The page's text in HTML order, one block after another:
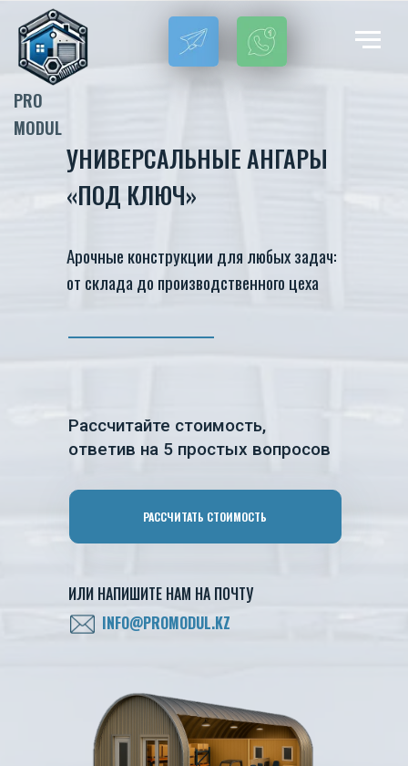
Арочные конструкции для любых задач:
от склада до производственного цеха
УНИВЕРСАЛЬНЫЕ АНГАРЫ
«ПОД КЛЮЧ»
ИЛИ НАПИШИТЕ НАМ НА ПОЧТУ
РАССЧИТАТЬ СТОИМОСТЬ
INFO@PROMODUL.KZ
Рассчитайте стоимость,
ответив на 5 простых вопросов
PRO
MODUL